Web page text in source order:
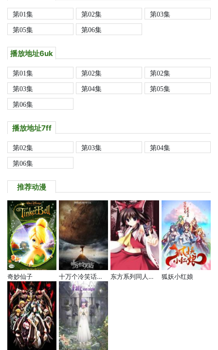
第01集 第02集
第03集
第05集
第06集
播放地址6uk
第01集 第02集
第02集
第03集
第04集
第05集
第06集
播放地址7ff
第02集 第03集
第04集
第06集
推荐动漫
奇妙仙子 十万个冷笑话电影版 东方系列同人动画 狐妖小红娘